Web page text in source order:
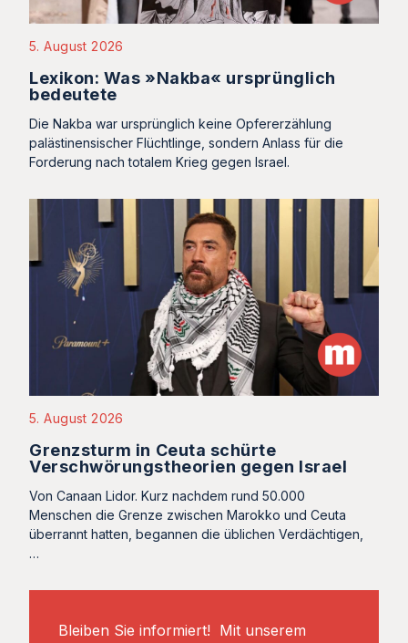
5. August 2026
Lexikon: Was »Nakba« ursprünglich
bedeutete
Die Nakba war ursprünglich keine Opfererzählung
palästinensischer Flüchtlinge, sondern Anlass für die
Forderung nach totalem Krieg gegen Israel.
5. August 2026
Grenzsturm in Ceuta schürte
Verschwörungstheorien gegen Israel
Von Canaan Lidor. Kurz nachdem rund 50.000
Menschen die Grenze zwischen Marokko und Ceuta
überrannt hatten, begannen die üblichen Verdächtigen,
…
Bleiben Sie informiert! Mit unserem